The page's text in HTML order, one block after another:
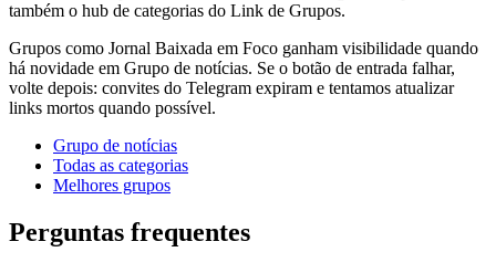
também o hub de categorias do Link de Grupos.
Grupos como Jornal Baixada em Foco ganham visibilidade quando
há novidade em Grupo de notícias. Se o botão de entrada falhar,
volte depois: convites do Telegram expiram e tentamos atualizar
links mortos quando possível.
Grupo de notícias
Todas as categorias
Melhores grupos
Perguntas frequentes